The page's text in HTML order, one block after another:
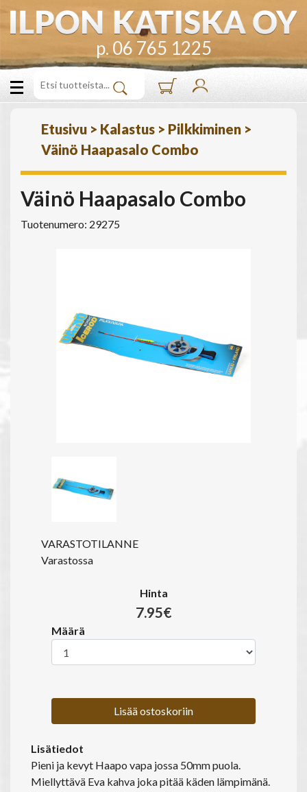
p. 06 765 1225
Etusivu > Kalastus > Pilkkiminen >
Väinö Haapasalo Combo
Väinö Haapasalo Combo
Tuotenumero: 29275
VARASTOTILANNE
Varastossa
Hinta
7.95€
Määrä
Lisää ostoskoriin
Lisätiedot
Pieni ja kevyt Haapo vapa jossa 50mm puola.
Miellyttävä Eva kahva joka pitää käden lämpimänä.